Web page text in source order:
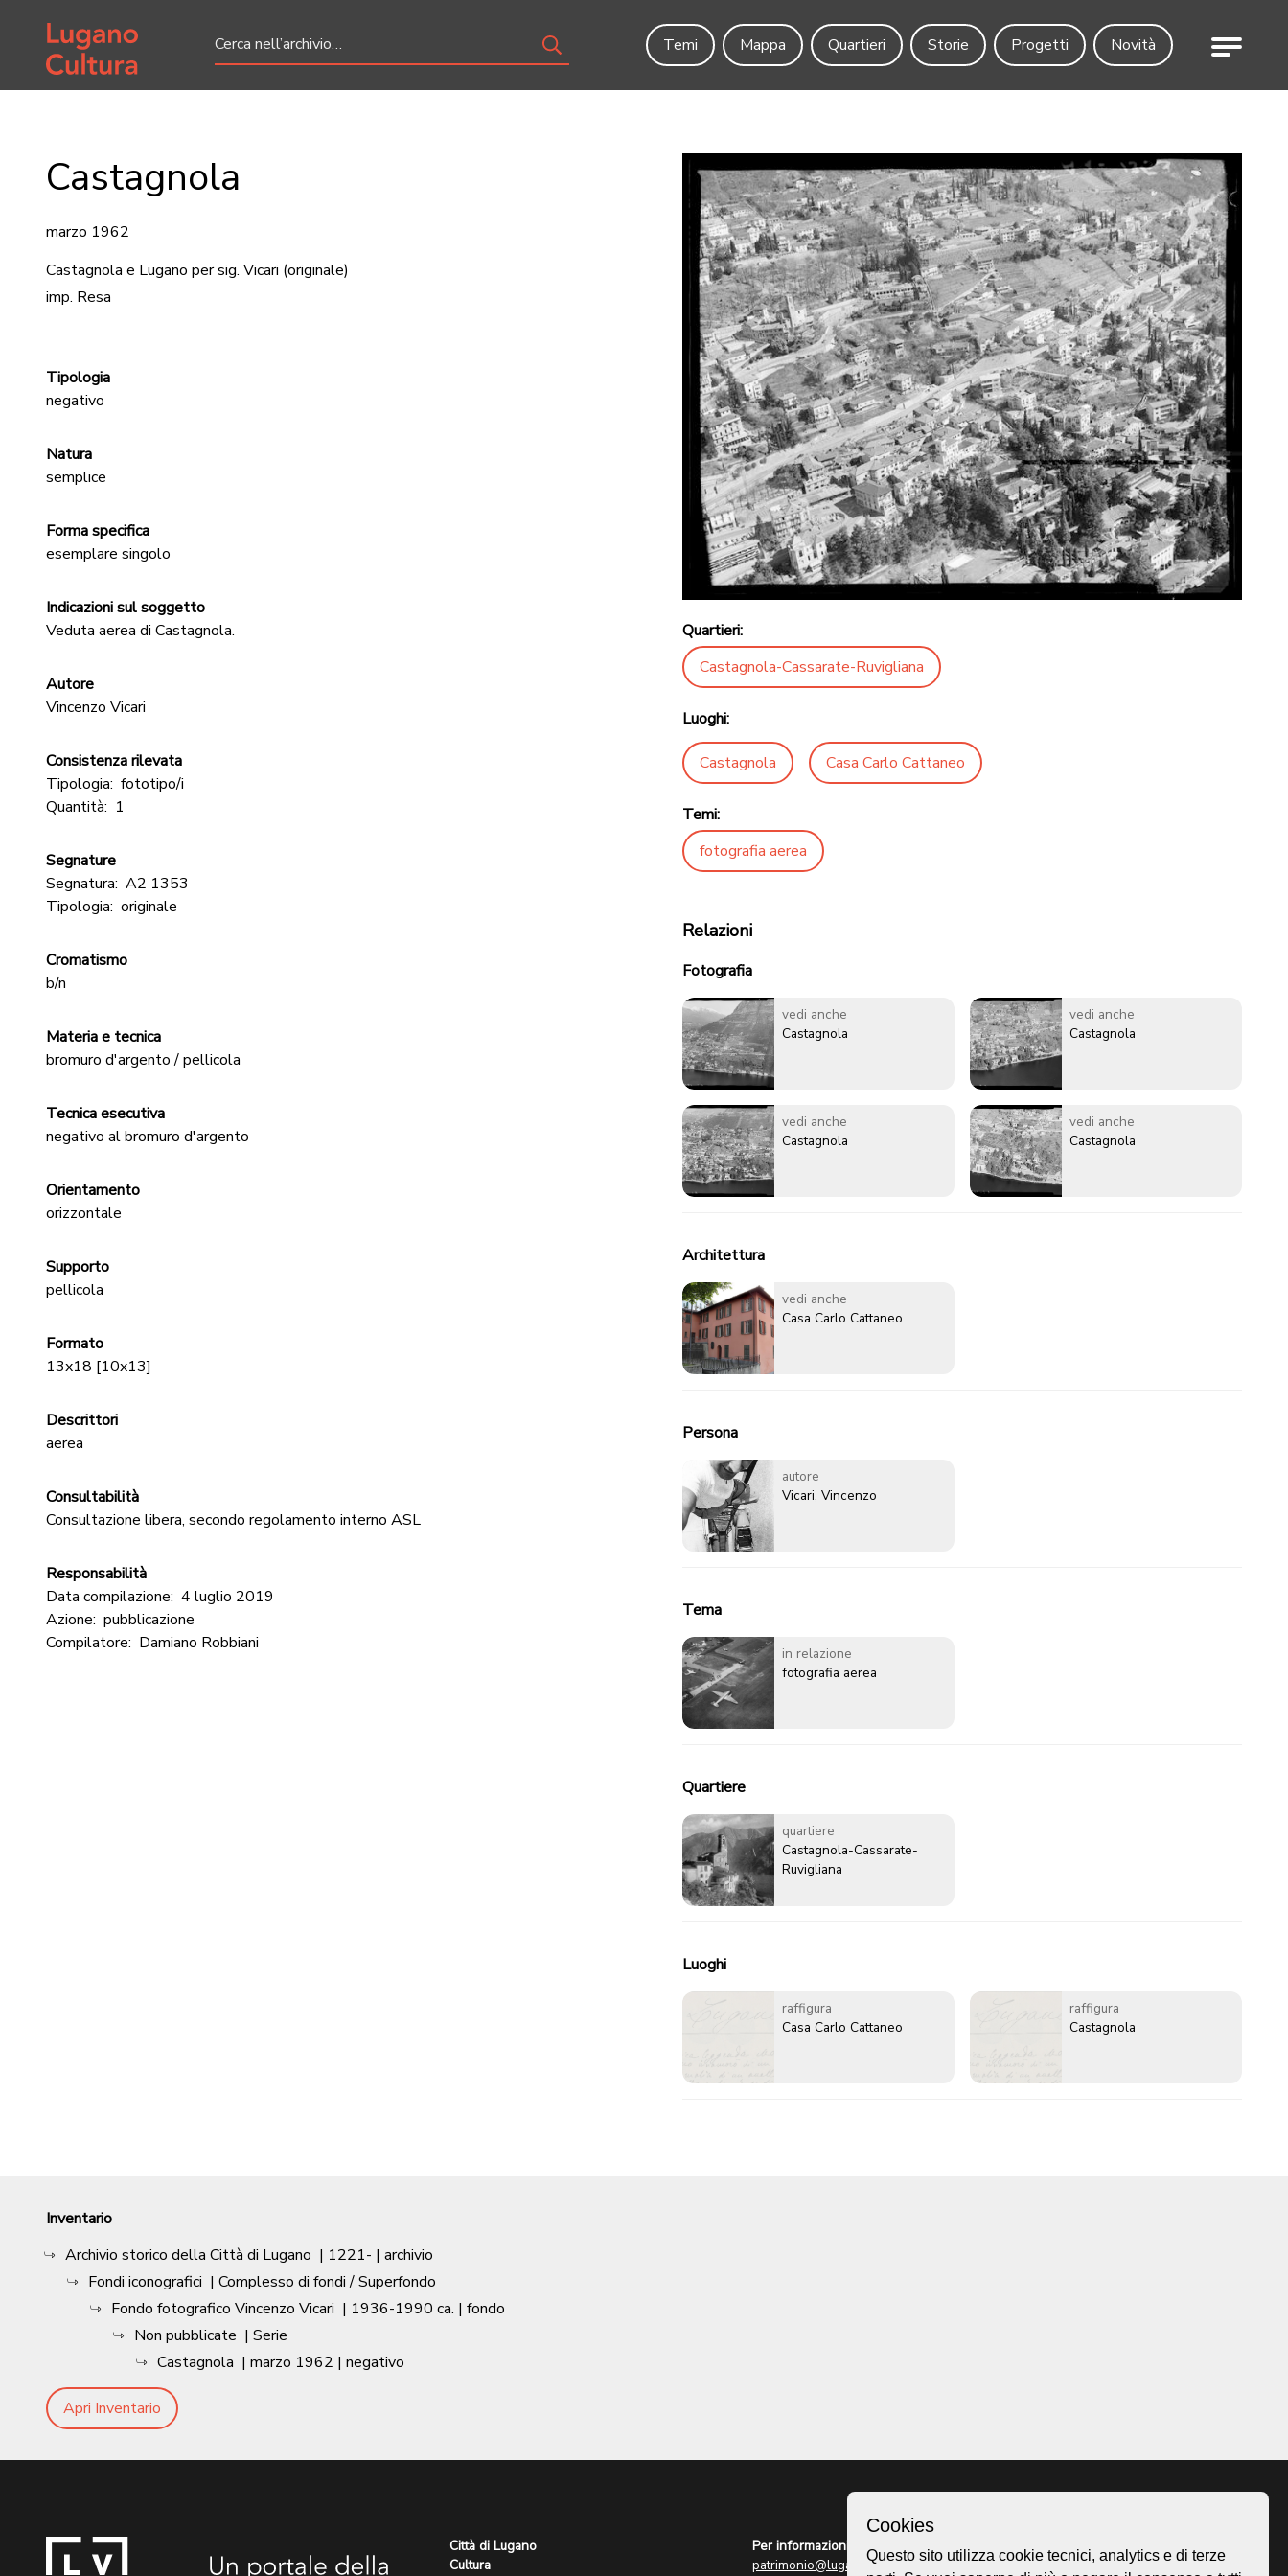
Home page
Temi
Mappa Quartieri Storie Progetti Novità Menu
Castagnola
marzo 1962
Castagnola e Lugano per sig. Vicari (originale)
imp. Resa
Tipologia
negativo
Natura
semplice
Forma specifica
esemplare singolo
Indicazioni sul soggetto
Veduta aerea di Castagnola.
Autore
Vincenzo Vicari
Consistenza rilevata
Tipologia: fototipo/i
Quantità: 1
Segnature
Segnatura: A2 1353
Tipologia: originale
Cromatismo
b/n
Materia e tecnica
bromuro d'argento / pellicola
Tecnica esecutiva
negativo al bromuro d'argento
Orientamento
orizzontale
Supporto
pellicola
Formato
13x18 [10x13]
Descrittori
aerea
Consultabilità
Consultazione libera, secondo regolamento interno ASL
Responsabilità
Data compilazione: 4 luglio 2019
Azione: pubblicazione
Compilatore: Damiano Robbiani
Quartieri:
Castagnola-Cassarate-Ruvigliana
Luoghi:
Castagnola Casa Carlo Cattaneo
Temi:
fotografia aerea
Relazioni
Fotografia
vedi anche
Castagnola
vedi anche
Castagnola
vedi anche
Castagnola
vedi anche
Castagnola
Architettura
vedi anche
Casa Carlo Cattaneo
Persona
autore
Vicari, Vincenzo
Tema
in relazione
fotografia aerea
Quartiere
quartiere
Castagnola-Cassarate-
Ruvigliana
Luoghi
raffigura
Casa Carlo Cattaneo
raffigura
Castagnola
Inventario
Archivio storico della Città di Lugano | 1221- | archivio
Fondi iconografici | Complesso di fondi / Superfondo
Fondo fotografico Vincenzo Vicari | 1936-1990 ca. | fondo
Non pubblicate | Serie
Castagnola | marzo 1962 | negativo
Apri Inventario
Città di Lugano
Cultura
Per informazioni:
patrimonio@lugano.ch
Homepage
Cookies
Questo sito utilizza cookie tecnici, analytics e di terze